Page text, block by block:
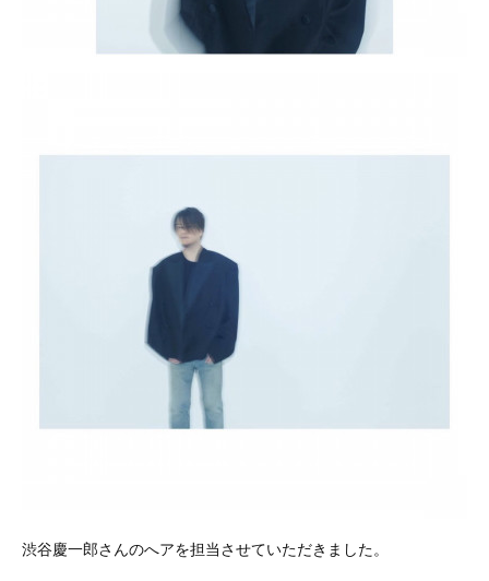
渋谷慶一郎さんのへアを担当させていただきました。